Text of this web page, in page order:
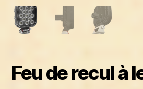
Feu de recul à